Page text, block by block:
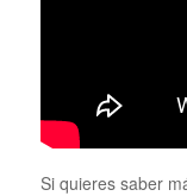
Si quieres saber